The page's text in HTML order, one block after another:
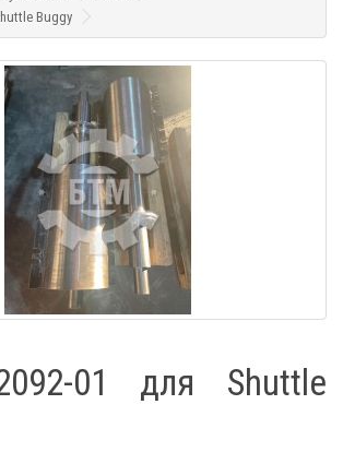
Buggy
01 для Shuttle